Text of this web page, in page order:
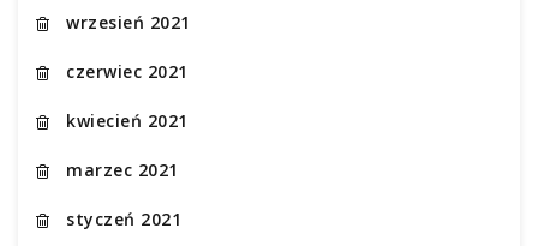
wrzesień 2021
czerwiec 2021
kwiecień 2021
marzec 2021
styczeń 2021